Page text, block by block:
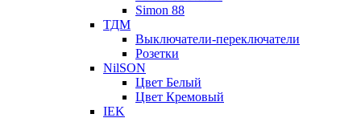
Simon 88
ТДМ
Выключатели-переключатели
Розетки
NilSON
Цвет Белый
Цвет Кремовый
IEK